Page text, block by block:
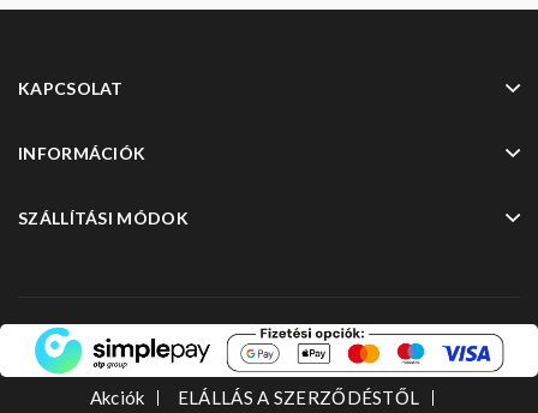
KAPCSOLAT
INFORMÁCIÓK
SZÁLLÍTÁSI MÓDOK
Akciók ELÁLLÁS A SZERZŐDÉSTŐL